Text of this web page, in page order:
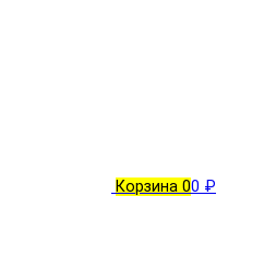
Корзина 00 ₽